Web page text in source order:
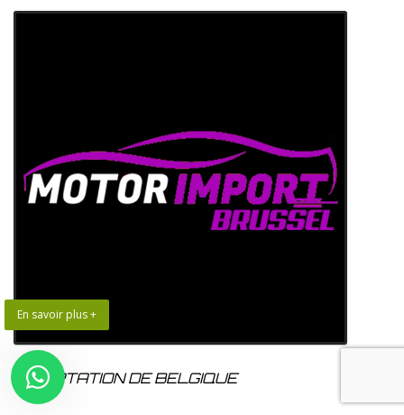
En savoir plus +
IMPORTATION DE BELGIQUE